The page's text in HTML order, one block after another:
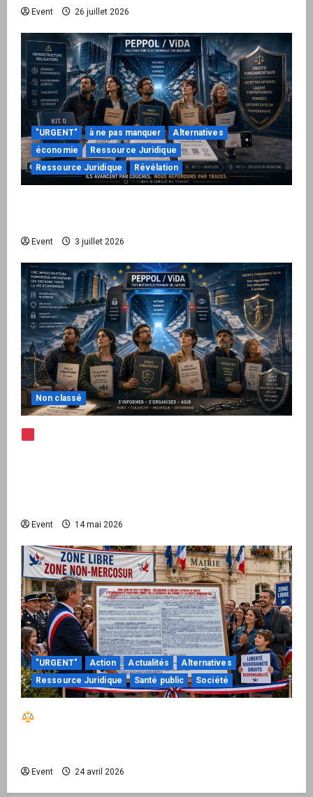
Event 26 juillet 2026
"URGENT" à ne pas manquer
Alternatives
économie
Ressource Juridique
Ressource Juridique
Révélation
Event 3 juillet 2026
Non classé
Event 14 mai 2026
"URGENT" Action Actualités
Alternatives
Ressource Juridique
Santé public Société
Event 24 avril 2026